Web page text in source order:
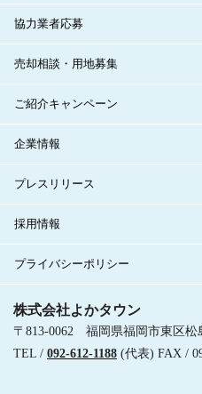
協力業者応募
売却相談・用地募集
ご紹介キャンペーン
企業情報
プレスリリース
採用情報
プライバシーポリシー
株式会社よかタウン
〒813-0062 福岡県福岡市東区松
TEL / 092-612-1188 (代表) FAX /